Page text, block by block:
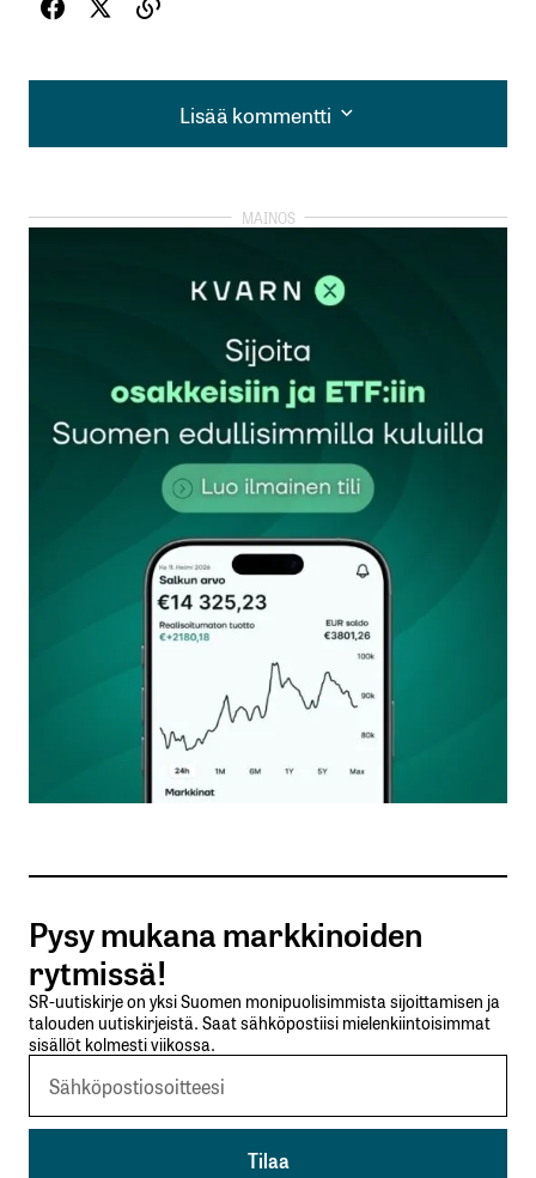
Lisää kommentti
Lisää kommentti
kirjautua
rekisteröityä
Sähköpostiosoitettasi ei julkaista.Pakolliset
kentät on merkitty*
Kommentti*
Nimesi tai nimimerkkisi
Sähköpostiosoitteesi
Tilaa SalkunRakentajan uutiskirje
Lähetä kommentti
Pysy mukana markkinoiden
rytmissä!
SR-uutiskirje on yksi Suomen monipuolisimmista sijoittamisen ja
talouden uutiskirjeistä. Saat sähköpostiisi mielenkiintoisimmat
sisällöt kolmesti viikossa.